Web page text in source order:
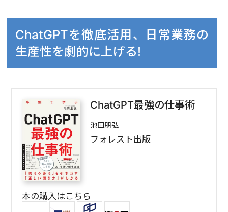
ChatGPTを徹底活用、日常業務の
生産性を劇的に上げる!
ChatGPT最強の仕事術
池田朋弘
フォレスト出版
本の購入はこちら